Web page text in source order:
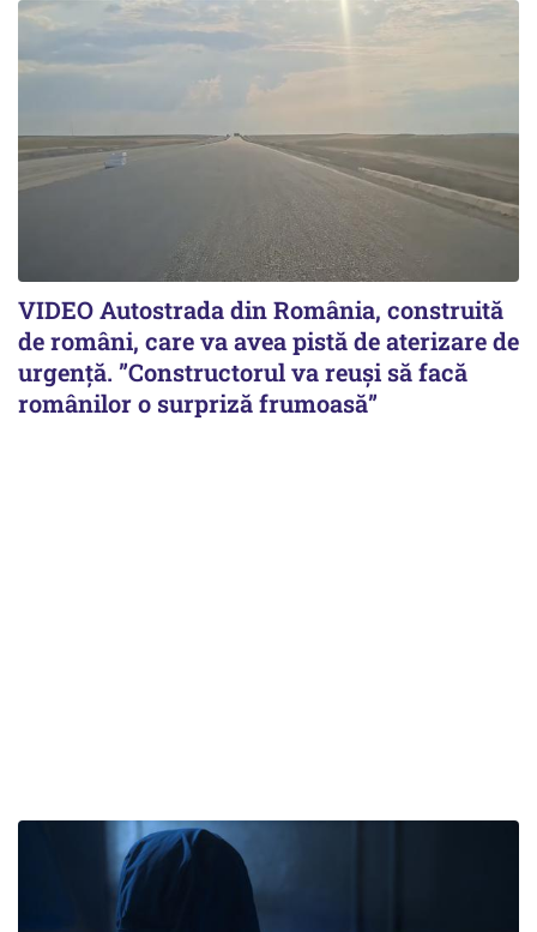
VIDEO Autostrada din România, construită
de români, care va avea pistă de aterizare de
urgență. ”Constructorul va reuși să facă
românilor o surpriză frumoasă”